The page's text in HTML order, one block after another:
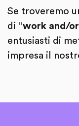
Se troveremo
di “work and/
entusiasti di
impresa il